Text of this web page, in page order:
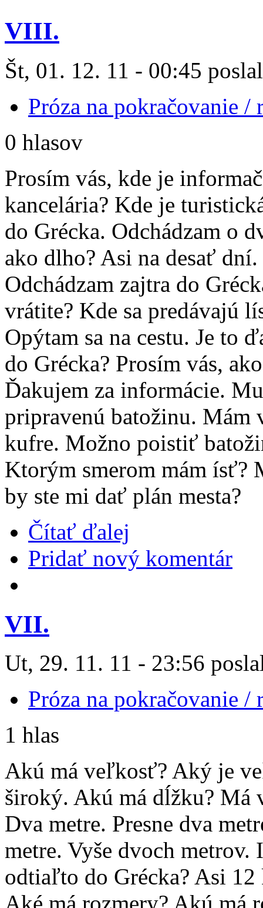
VIII.
Št, 01. 12. 11 - 00:45
Próza na pokračovanie /
0 hlasov
Prosím vás, kde je
kancelária? Kde je
do Grécka. Odchádzam o
ako dlho? Asi na desať
Odchádzam zajtra do
vrátite? Kde sa predávajú
Opýtam sa na cestu. Je to
do Grécka? Prosím vás,
Ďakujem za informácie.
pripravenú batožinu. Mám
kufre. Možno poistiť
Ktorým smerom mám
by ste mi dať plán mesta?
Čítať ďalej
Pridať nový komentár
VII.
Ut, 29. 11. 11 - 23:56
Próza na pokračovanie /
1 hlas
Akú má veľkosť? Aký je
široký. Akú má dĺžku? Má
Dva metre. Presne dva
metre. Vyše dvoch
odtiaľto do Grécka? Asi